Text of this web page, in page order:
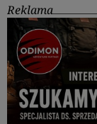
Reklama